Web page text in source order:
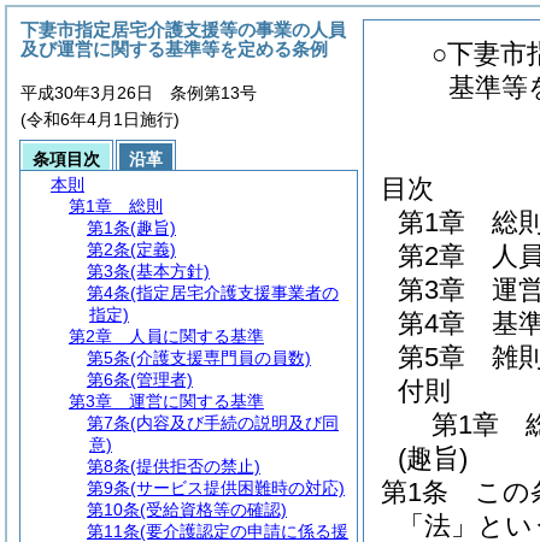
○下妻市
基準等
目次
第1章
総
第2章
人
第3章
運
第4章
基
第5章
雑
付則
第1章
(趣旨)
第1条
この
「法」と
下妻市指定居宅介護支援等の事業の人員
及び運営に関する基準等を定める条例
平成30年3月26日 条例第13号
(令和6年4月1日施行)
条項目次
沿革
本則
第1章
総則
第1条(趣旨)
第2条(定義)
第3条(基本方針)
第4条(指定居宅介護支援事業者の
指定)
第2章
人員に関する基準
第5条(介護支援専門員の員数)
第6条(管理者)
第3章
運営に関する基準
第7条(内容及び手続の説明及び同
意)
第8条(提供拒否の禁止)
第9条(サービス提供困難時の対応)
第10条(受給資格等の確認)
第11条(要介護認定の申請に係る援